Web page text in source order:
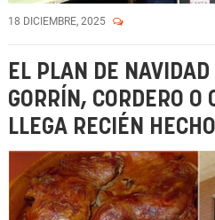
18 DICIEMBRE, 2025
EL PLAN DE
GORRÍN, CORDERO O
LLEGA RECIÉN